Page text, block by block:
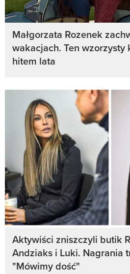
Małgorzata Rozenek
wakacjach. Ten
hitem lata
Aktywiści zniszczyli butik
Andziaks i Luki. Nagrania
"Mówimy dość"